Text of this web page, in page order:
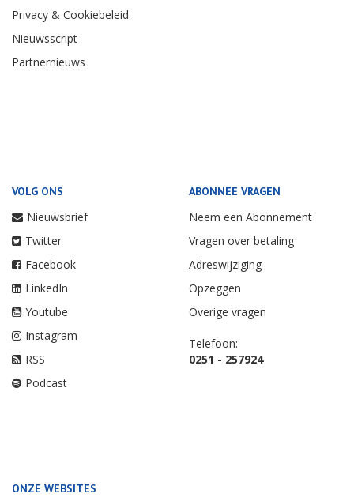
Privacy & Cookiebeleid
Nieuwsscript
Partnernieuws
VOLG ONS
Nieuwsbrief
Twitter
Facebook
LinkedIn
Youtube
Instagram
RSS
Podcast
ABONNEE VRAGEN
Neem een Abonnement
Vragen over betaling
Adreswijziging
Opzeggen
Overige vragen
Telefoon:
0251 - 257924
ONZE WEBSITES